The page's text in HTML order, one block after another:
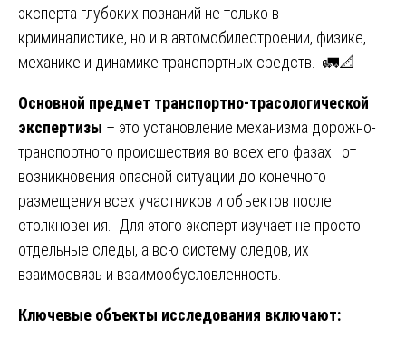
эксперта глубоких познаний не только в
криминалистике, но и в автомобилестроении, физике,
механике и динамике транспортных средств. 🚛📐
Основной предмет транспортно-трасологической
экспертизы – это установление механизма дорожно-
транспортного происшествия во всех его фазах: от
возникновения опасной ситуации до конечного
размещения всех участников и объектов после
столкновения. Для этого эксперт изучает не просто
отдельные следы, а всю систему следов, их
взаимосвязь и взаимообусловленность.
Ключевые объекты исследования включают: